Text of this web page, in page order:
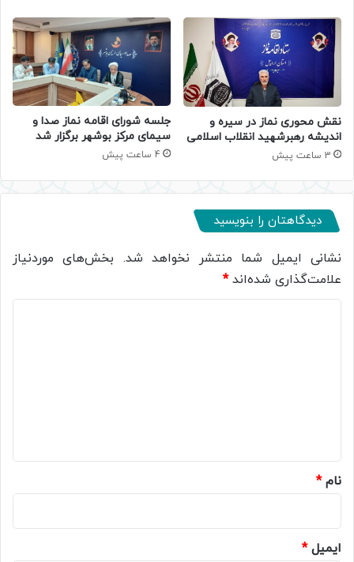
نقش محوری نماز در سیره و
اندیشه رهبرشهید انقلاب اسلامی
3 ساعت پیش
جلسه شورای اقامه نماز صدا و
سیمای مرکز بوشهر برگزار شد
4 ساعت پیش
دیدگاهتان را بنویسید
نشانی ایمیل شما منتشر نخواهد شد. بخش‌های موردنیاز
علامت‌گذاری شده‌اند*
نام*
ایمیل*